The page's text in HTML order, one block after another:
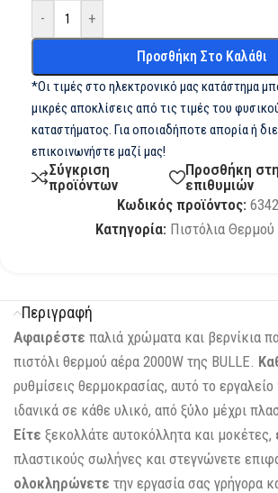
- +
Προσθήκη Στο Καλάθι
*Οι τιμές στο ηλεκτρονικό μας κατάστημα
μικρές αποκλίσεις από τις τιμές του
καταστήματος. Για οποιαδήποτε απορία ή
επικοινωνήστε μαζί μας!
Σύγκριση
προϊόντων
Προσθήκη
επιθυμιών
Κωδικός προϊόντος:
Κατηγορία: Πιστόλια
Περιγραφή
Αφαιρέστε παλιά χρώματα και βερνίκια
πιστόλι θερμού αέρα 2000W της BULLE.
ρυθμίσεις θερμοκρασίας, αυτό το εργαλείο
ιδανικά σε κάθε υλικό, από ξύλο μέχρι
Είτε ξεκολλάτε αυτοκόλλητα και μοκέτες,
πλαστικούς σωλήνες και στεγνώνετε
ολοκληρώνετε την εργασία σας γρήγορα